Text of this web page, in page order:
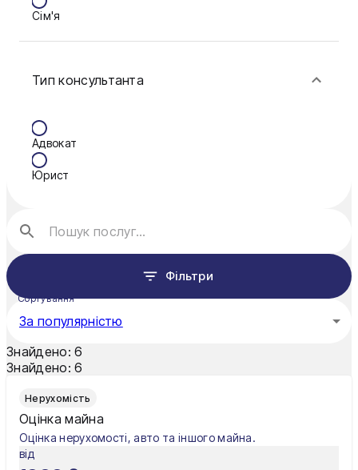
Ковель
Краматорськ
Кривий Ріг
Кропивницький
Одеса
Олександрія
Полтава
Сім'я
Тип консультанта
Адвокат
Юрист
Фільтри
Сортування
За популярністю
Знайдено: 6
Знайдено: 6
Нерухомість
Оцінка майна
Оцінка нерухомості, авто та іншого майна.
від